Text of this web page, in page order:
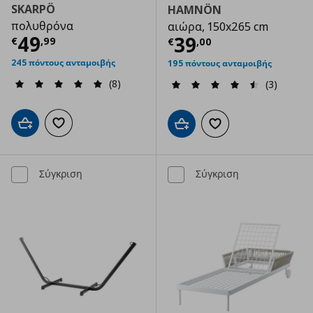
SKARPÖ
πολυθρόνα
€49,99
Τρέχουσα τιμή € 49,99
245 πόντους ανταμοιβής
(8)
Προσθήκη στο καλάθι
Προσθήκη στα αγαπημένα
HAMNÖN
αιώρα, 150x265 cm
€39,00
Τρέχουσα
195 πόντους ανταμοιβής
(3)
Προσθήκη στο καλάθι
Προσθήκη στα
Σύγκριση Σύγκριση